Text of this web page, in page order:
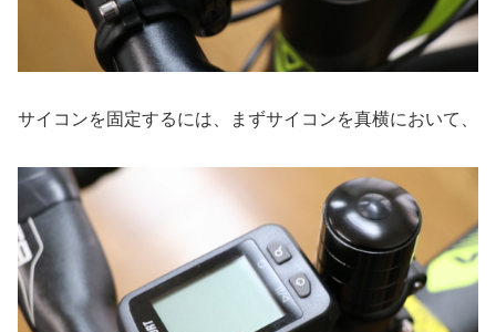
サイコンを固定するには、まずサイコンを真横において、